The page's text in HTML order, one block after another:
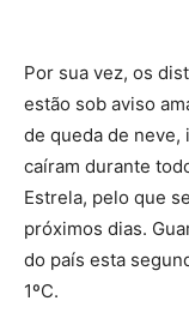
Por sua vez, os
estão sob aviso
de queda de neve,
caíram durante
Estrela, pelo que
próximos dias.
do país esta
1ºC.